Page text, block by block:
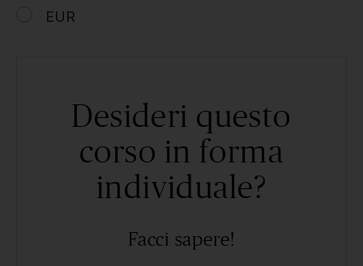
EUR
Desideri questo
corso in forma
individuale?
Facci sapere!